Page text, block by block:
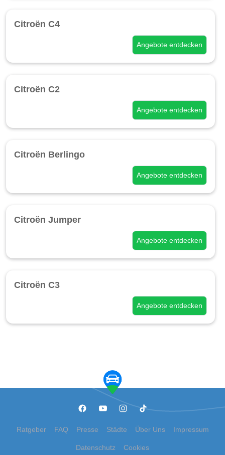
Citroën C4
Angebote entdecken
Citroën C2
Angebote entdecken
Citroën Berlingo
Angebote entdecken
Citroën Jumper
Angebote entdecken
Citroën C3
Angebote entdecken
Ratgeber FAQ Presse Städte Über Uns Impressum
Datenschutz Cookies